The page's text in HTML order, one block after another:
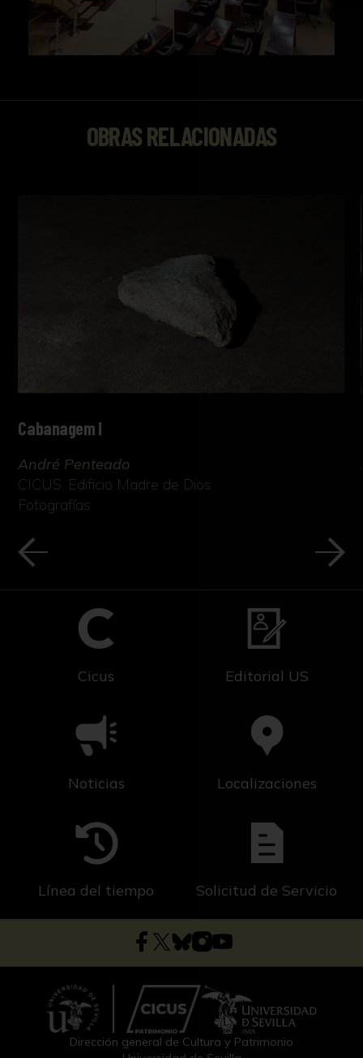
OBRAS RELACIONADAS
Cabanagem I
André Penteado
CICUS. Edificio Madre de Dios
Fotografías
Cicus Editorial US
Noticias Localizaciones
Línea del tiempo Solicitud de Servicio
Dirección general de Cultura y Patrimonio